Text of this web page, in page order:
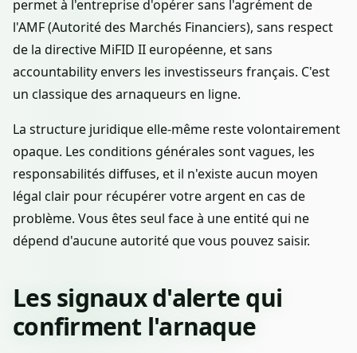
permet à l'entreprise d'opérer sans l'agrément de
l'AMF (Autorité des Marchés Financiers), sans respect
de la directive MiFID II européenne, et sans
accountability envers les investisseurs français. C'est
un classique des arnaqueurs en ligne.
La structure juridique elle-même reste volontairement
opaque. Les conditions générales sont vagues, les
responsabilités diffuses, et il n'existe aucun moyen
légal clair pour récupérer votre argent en cas de
problème. Vous êtes seul face à une entité qui ne
dépend d'aucune autorité que vous pouvez saisir.
Les signaux d'alerte qui
confirment l'arnaque